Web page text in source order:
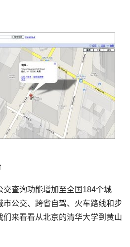
交查询功能增加至全国184个城
公交、跨省自驾、火车路线和步
来看看从北京的清华大学到黄山